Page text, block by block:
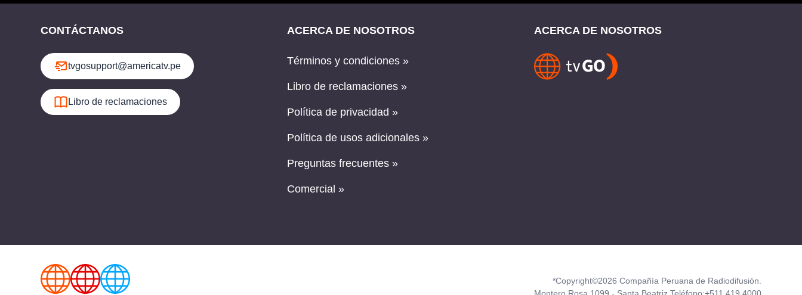
CONTÁCTANOS
tvgosupport@americatv.pe
Libro de reclamaciones
ACERCA DE NOSOTROS
Términos y condiciones »
Libro de reclamaciones »
Política de privacidad »
Política de usos adicionales »
Preguntas frecuentes »
Comercial »
ACERCA DE NOSOTROS
*Copyright©2026 Compañía Peruana de Radiodifusión.